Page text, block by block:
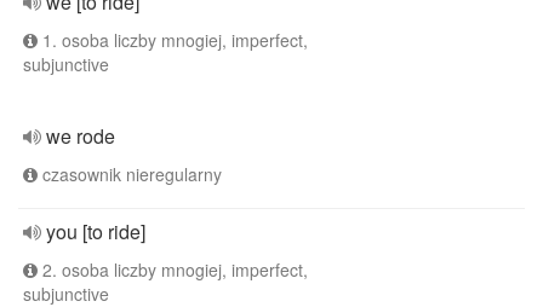
1. osoba liczby mnogiej, imperfect,
subjunctive
we rode
czasownik nieregularny
you [to ride]
2. osoba liczby mnogiej, imperfect,
subjunctive